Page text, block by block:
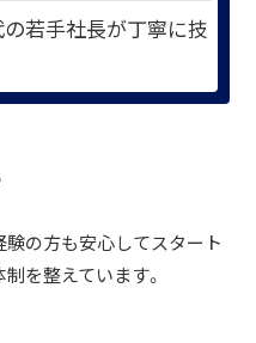
の若手社長が丁寧に技
験の方も安心してスタート
を整えています。